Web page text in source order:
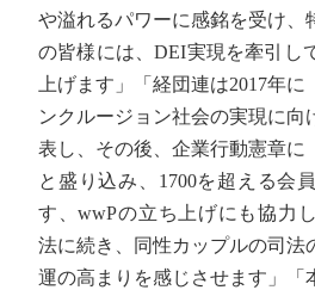
や溢れるパワーに感銘を受け、
の皆様には、DEI実現を牽引し
上げます」「経団連は2017年
ンクルージョン社会の実現に向
表し、その後、企業行動憲章に
と盛り込み、1700を超える会
す、wwPの立ち上げにも協力
法に続き、同性カップルの司法
運の高まりを感じさせます」「